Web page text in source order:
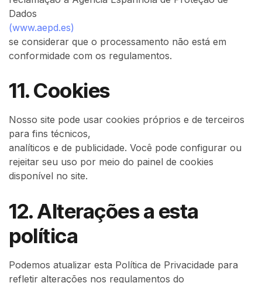
Dados
(www.aepd.es)
se considerar que o processamento não está em
conformidade com os regulamentos.
11. Cookies
Nosso site pode usar cookies próprios e de terceiros
para fins técnicos,
analíticos e de publicidade. Você pode configurar ou
rejeitar seu uso por meio do painel de cookies
disponível no site.
12. Alterações a esta
política
Podemos atualizar esta Política de Privacidade para
refletir alterações nos regulamentos do